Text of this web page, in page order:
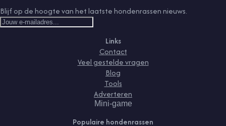
Blijf op de hoogte van het laatste hondenrassen nieuws.
Links
Contact
Veel gestelde vragen
Blog
Tools
Adverteren
Mini-game
Populaire hondenrassen